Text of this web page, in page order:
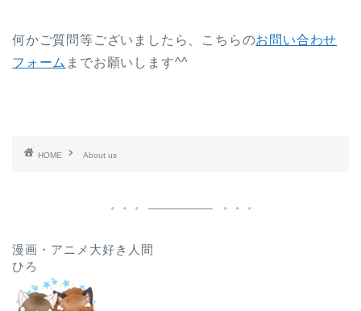
何かご質問等ございましたら、こちらのお問い合わせ
フォーム までお願いします^^
HOME About us
漫画・アニメ大好き人間
ひろ